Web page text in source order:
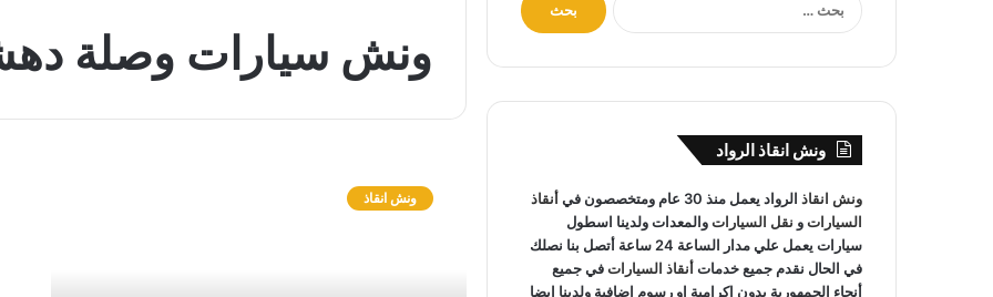
ونش سيارات وصلة
ونش انقاذ
ح
ونش انقاذ الرواد
ونش انقاذ الرواد يعمل منذ 30 عام ومتخصصون في
أنقاذ
السياراتو نقل السياراتوالمعدات ولدينا اسطول
سيارات يعمل علي مدار الساعة 24 ساعة أتصل بنا نصلك
في الحال نقدم جميع خدماتأنقاذ السياراتفي جميع
أنحاء الجمهورية بدون اكرامية او رسوم اضافية ولدينا ايضا